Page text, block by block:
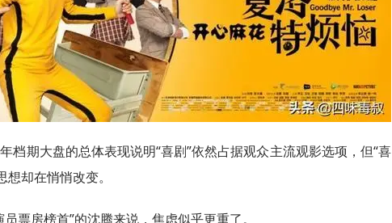
档期大盘的总体表现说明“喜剧”依然占据观众主流观影选项，但“喜
却在悄悄改变。
票房榜首”的沈腾来说，焦虑似乎更重了。